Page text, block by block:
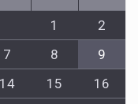
1
2
7 8
9
14 15
16